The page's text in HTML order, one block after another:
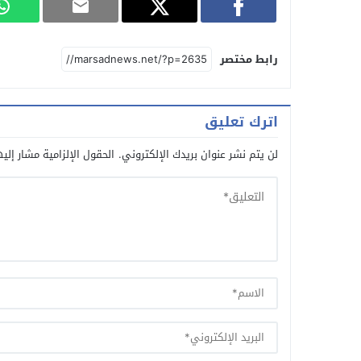
رابط مختصر
اترك تعليق
لن يتم نشر عنوان بريدك الإلكتروني. الحقول الإلزامية مشار